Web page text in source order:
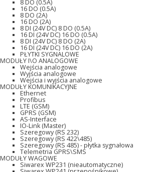
8 DO (0.5A)
16 DO (0.5A)
8 DO (2A)
16 DO (2A)
8 DI (24V DC) 8 DO (0.5A)
16 DI (24V DC) 16 DO (0.5A)
8 DI (24V DC) 8 DO (2A)
16 DI (24V DC) 16 DO (2A)
PŁYTKI SYGNALOWE
MODUŁY I\O ANALOGOWE
Wejścia analogowe
Wyjścia analogowe
Wejścia i wyjścia analogowe
MODUŁY KOMUNIKACYJNE
Ethernet
Profibus
LTE (GSM)
GPRS (GSM)
AS-Interface
IO-Link (Master)
Szeregowy (RS 232)
Szeregowy (RS 422\485)
Szeregowy (RS 485) - płytka sygnałowa
Telemetria GPRS\SMS
MODUŁY WAGOWE
Siwarex WP231 (nieautomatyczne)